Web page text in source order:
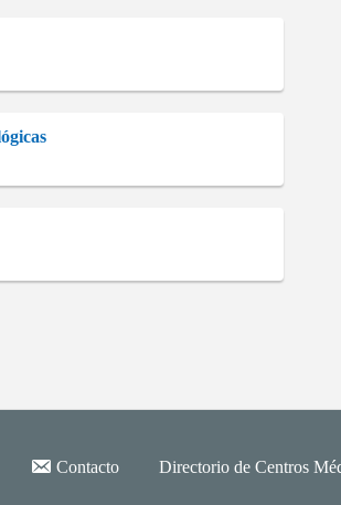
Contacto Directorio de Centros